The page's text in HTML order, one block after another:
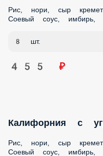
Рис, нори, сыр креметте,
соус, имбирь, васаби,
8 шт.
455 ₽
Калифорния с
Рис, нори, сыр креметте,
соус, имбирь, васаби,